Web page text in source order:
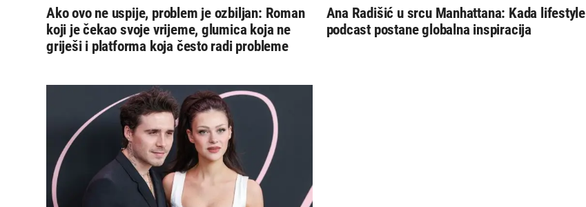
Ako ovo ne uspije, problem je ozbiljan: Roman
koji je čekao svoje vrijeme, glumica koja ne
griješi i platforma koja često radi probleme
Ana Radišić u srcu Manhattana: Kada lifestyle
podcast postane globalna inspiracija